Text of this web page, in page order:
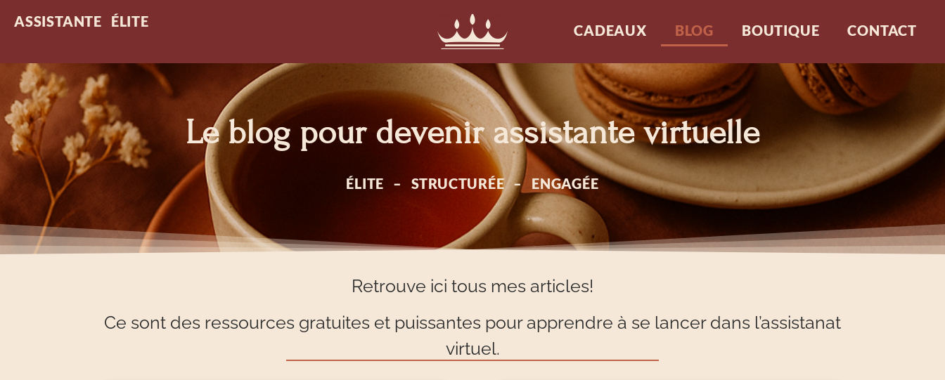
ASSISTANTE ÉLITE
CADEAUX BLOG BOUTIQUE CONTACT
Le blog pour devenir assistante virtuelle
ÉLITE – STRUCTURÉE – ENGAGÉE
Retrouve ici tous mes articles!
Ce sont des ressources gratuites et puissantes pour apprendre à se lancer dans l’assistanat
virtuel.